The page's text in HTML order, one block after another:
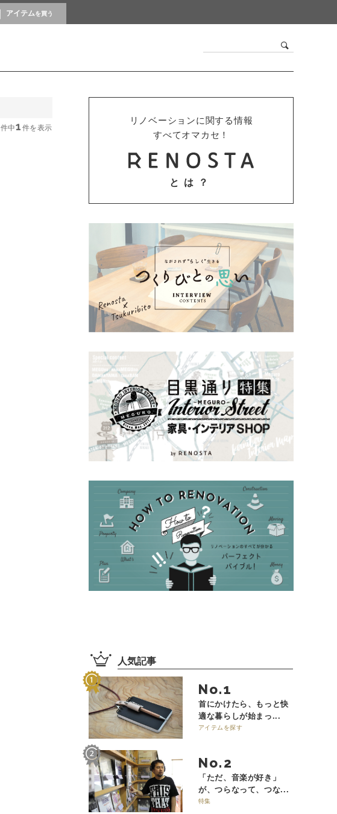
アイテムを買う
件中1 件を表示
リノベーションに関する情報
すべてオマカセ！
とは？
人気記事
No.
首にかけたら、もっと快
適な暮らしが始まっ...
アイテムを探す
No.
「ただ、音楽が好き」
が、つらなって、つな...
特集